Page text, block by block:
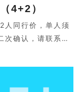
4+2）
同行价，单人须
确认，请联系客